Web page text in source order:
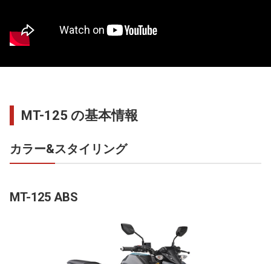
MT-125 の基本情報
カラー&スタイリング
MT-125 ABS